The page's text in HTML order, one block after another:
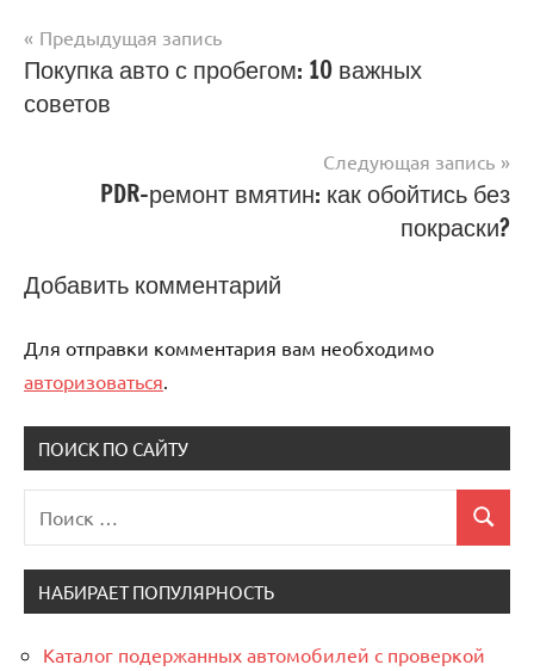
Навигация
по
Предыдущая запись
Покупка авто с пробегом: 10 важных
советов
Следующая запись
PDR-ремонт вмятин: как обойтись без
покраски?
Добавить комментарий
Для отправки комментария вам необходимо
авторизоваться.
ПОИСК ПО САЙТУ
Поиск
для:
Поиск
НАБИРАЕТ ПОПУЛЯРНОСТЬ
Каталог подержанных автомобилей с проверкой